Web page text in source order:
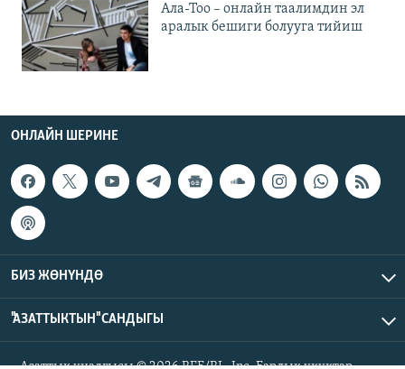
Ала-Тоо – онлайн таалимдин эл
аралык бешиги болууга тийиш
ОНЛАЙН ШЕРИНЕ
БИЗ ЖӨНҮНДӨ
"АЗАТТЫКТЫН" САНДЫГЫ